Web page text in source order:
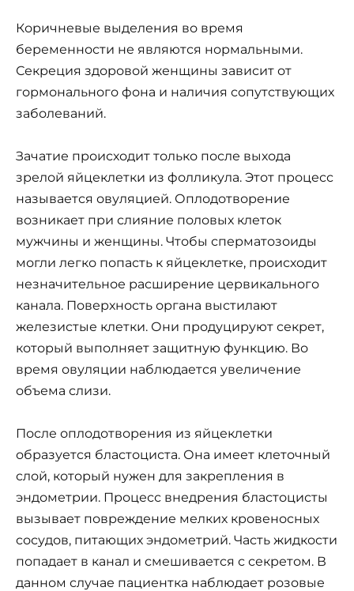
Коричневые выделения во время
беременности не являются нормальными.
Секреция здоровой женщины зависит от
гормонального фона и наличия сопутствующих
заболеваний.
Зачатие происходит только после выхода
зрелой яйцеклетки из фолликула. Этот процесс
называется овуляцией. Оплодотворение
возникает при слияние половых клеток
мужчины и женщины. Чтобы сперматозоиды
могли легко попасть к яйцеклетке, происходит
незначительное расширение цервикального
канала. Поверхность органа выстилают
железистые клетки. Они продуцируют секрет,
который выполняет защитную функцию. Во
время овуляции наблюдается увеличение
объема слизи.
После оплодотворения из яйцеклетки
образуется бластоциста. Она имеет клеточный
слой, который нужен для закрепления в
эндометрии. Процесс внедрения бластоцисты
вызывает повреждение мелких кровеносных
сосудов, питающих эндометрий. Часть жидкости
попадает в канал и смешивается с секретом. В
данном случае пациентка наблюдает розовые